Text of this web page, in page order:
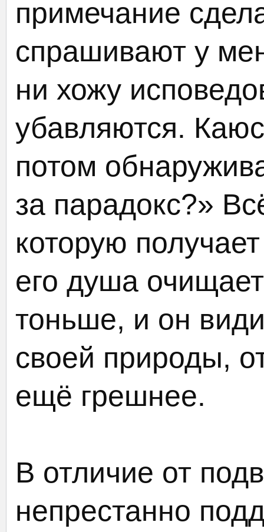
примечание
спрашивают у
ни хожу
убавляются.
потом
за парадокс?»
которую
его душа
тоньше, и он
своей природы,
ещё грешнее.
В отличие от
непрестанно